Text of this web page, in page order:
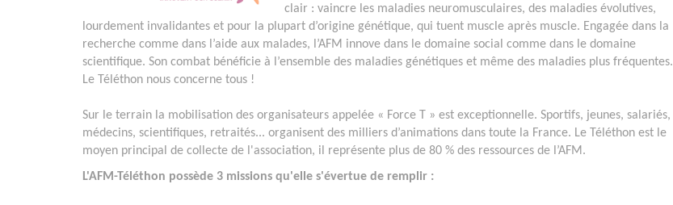
clair : vaincre les maladies neuromusculaires, des maladies évolutives,
lourdement invalidantes et pour la plupart d’origine génétique, qui tuent muscle après muscle. Engagée dans la
recherche comme dans l’aide aux malades, l’AFM innove dans le domaine social comme dans le domaine
scientifique. Son combat bénéficie à l’ensemble des maladies génétiques et même des maladies plus fréquentes.
Le Téléthon nous concerne tous !
Sur le terrain la mobilisation des organisateurs appelée « Force T » est exceptionnelle. Sportifs, jeunes, salariés,
médecins, scientifiques, retraités... organisent des milliers d’animations dans toute la France. Le Téléthon est le
moyen principal de collecte de l'association, il représente plus de 80 % des ressources de l’AFM.
L'AFM-Téléthon possède 3 missions qu'elle s'évertue de remplir :